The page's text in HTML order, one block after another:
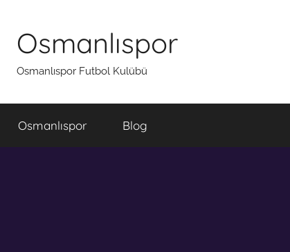
Osmanlıspor
Osmanlıspor Futbol Kulübü
Osmanlıspor Blog